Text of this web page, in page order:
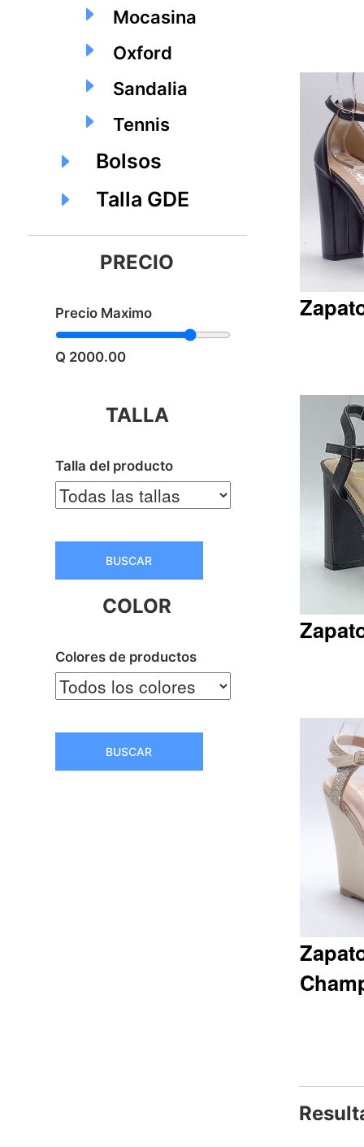
Mocasina
Oxford
Sandalia
Tennis
Bolsos
Talla GDE
PRECIO
Precio Maximo
Q 2000.00
TALLA
Talla del producto
BUSCAR
COLOR
Colores de productos
BUSCAR